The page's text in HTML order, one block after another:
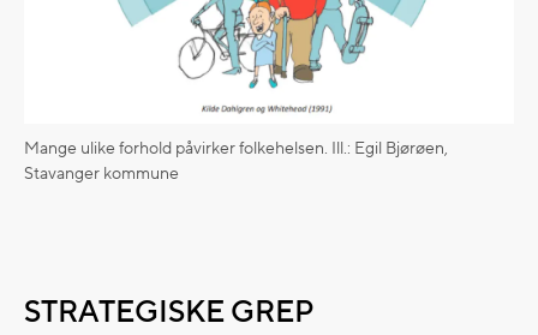
Mange ulike forhold påvirker folkehelsen. Ill.: Egil Bjørøen,
Stavanger kommune
STRATEGISKE GREP